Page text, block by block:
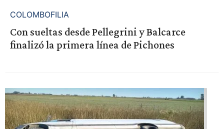
COLOMBOFILIA
Con sueltas desde Pellegrini y Balcarce
finalizó la primera línea de Pichones